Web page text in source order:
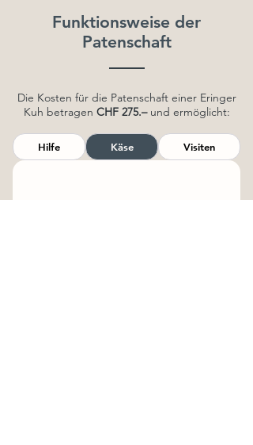
Funktionsweise der
Patenschaft
Die Kosten für die Patenschaft einer Eringer
Kuh betragen CHF 275.–und ermöglicht:
Hilfe Käse Visiten